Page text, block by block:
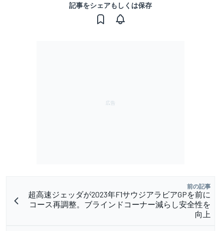
記事をシェアもしくは保存
前の記事
超高速ジェッダが2023年F1サウジアラビアGPを前に
コース再調整。ブラインドコーナー減らし安全性を
向上